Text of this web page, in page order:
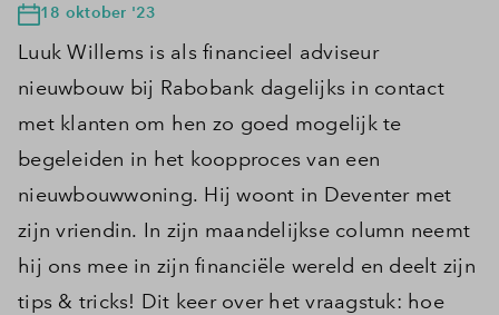
18 oktober '23
Luuk Willems is als financieel adviseur
nieuwbouw bij Rabobank dagelijks in contact
met klanten om hen zo goed mogelijk te
begeleiden in het koopproces van een
nieuwbouwwoning. Hij woont in Deventer met
zijn vriendin. In zijn maandelijkse column neemt
hij ons mee in zijn financiële wereld en deelt zijn
tips & tricks! Dit keer over het vraagstuk: hoe